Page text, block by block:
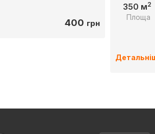
400 грн
350 м2
Площа